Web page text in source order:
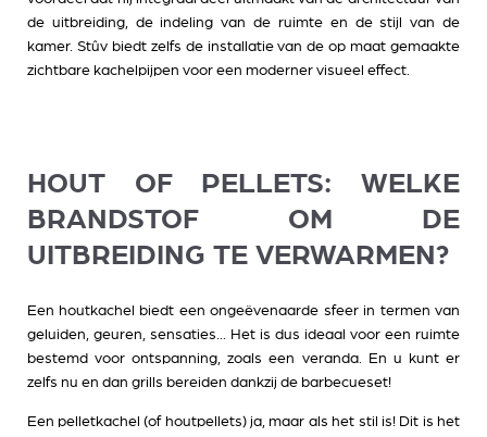
de uitbreiding, de indeling van de ruimte en de stijl van de
kamer. Stûv biedt zelfs de installatie van de op maat gemaakte
zichtbare kachelpijpen voor een moderner visueel effect.
HOUT OF PELLETS: WELKE
BRANDSTOF OM DE
UITBREIDING TE VERWARMEN?
Een houtkachel biedt een ongeëvenaarde sfeer in termen van
geluiden, geuren, sensaties... Het is dus ideaal voor een ruimte
bestemd voor ontspanning, zoals een veranda. En u kunt er
zelfs nu en dan grills bereiden dankzij de barbecueset!
Een pelletkachel (of houtpellets) ja, maar als het stil is! Dit is het